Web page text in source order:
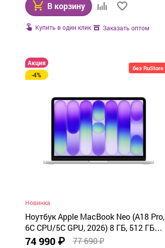
В корзину
Купить в один клик Заказать оптом
без RuStore
Акция
-4%
Новинка
Ноутбук Apple MacBook Neo (A18 Pro,
6C CPU/5C GPU, 2026) 8 ГБ, 512 ГБ
SSD, Silver (серебристый) MHFC4
74 990 ₽ 77 690 ₽